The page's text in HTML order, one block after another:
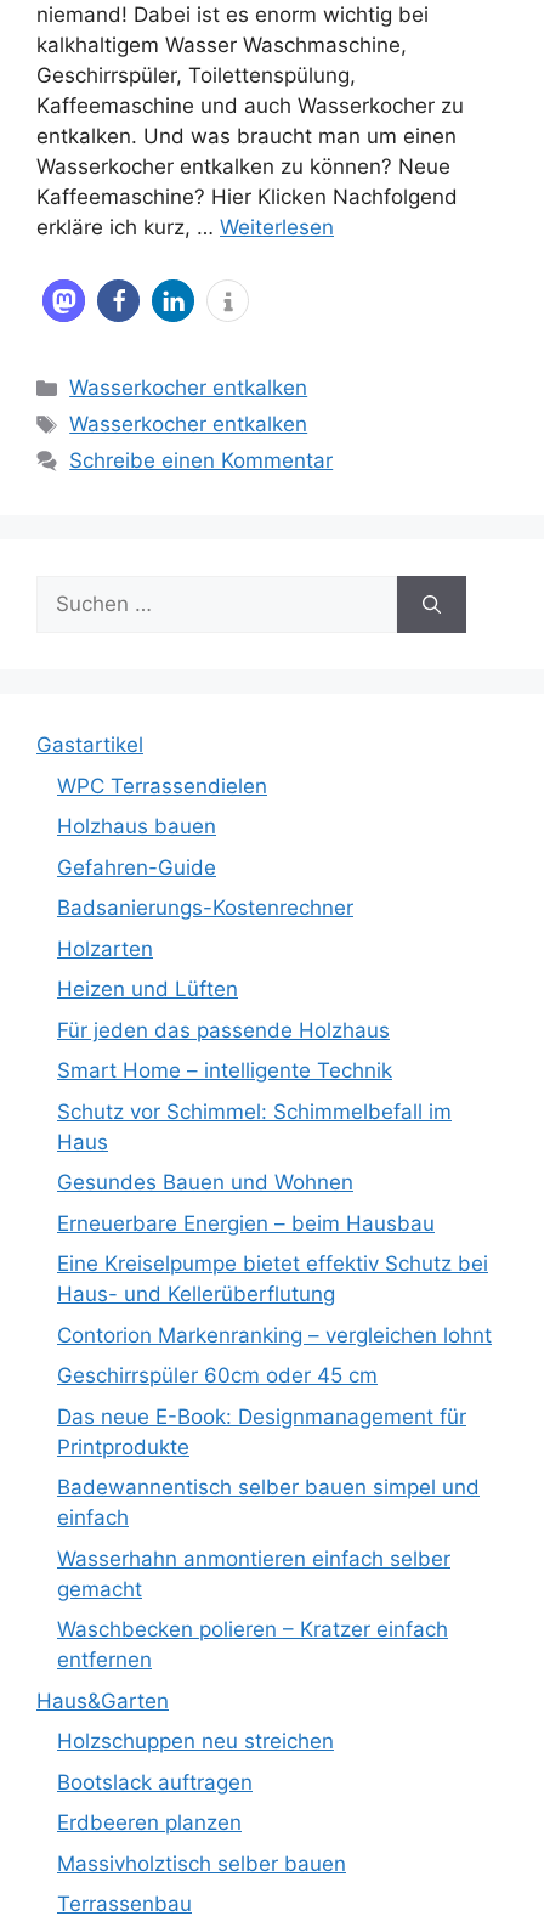
niemand! Dabei ist es enorm wichtig bei
kalkhaltigem Wasser Waschmaschine,
Geschirrspüler, Toilettenspülung,
Kaffeemaschine und auch Wasserkocher zu
entkalken. Und was braucht man um einen
Wasserkocher entkalken zu können? Neue
Kaffeemaschine? Hier Klicken Nachfolgend
erkläre ich kurz, … Weiterlesen
Kategorien
Wasserkocher entkalken
Schlagwörter
Wasserkocher entkalken
Schreibe einen Kommentar
Suche
nach:
Gastartikel
WPC Terrassendielen
Holzhaus bauen
Gefahren-Guide
Badsanierungs-Kostenrechner
Holzarten
Heizen und Lüften
Für jeden das passende Holzhaus
Smart Home – intelligente Technik
Schutz vor Schimmel: Schimmelbefall im
Haus
Gesundes Bauen und Wohnen
Erneuerbare Energien – beim Hausbau
Eine Kreiselpumpe bietet effektiv Schutz bei
Haus- und Kellerüberflutung
Contorion Markenranking – vergleichen lohnt
Geschirrspüler 60cm oder 45 cm
Das neue E-Book: Designmanagement für
Printprodukte
Badewannentisch selber bauen simpel und
einfach
Wasserhahn anmontieren einfach selber
gemacht
Waschbecken polieren – Kratzer einfach
entfernen
Haus&Garten
Holzschuppen neu streichen
Bootslack auftragen
Erdbeeren planzen
Massivholztisch selber bauen
Terrassenbau